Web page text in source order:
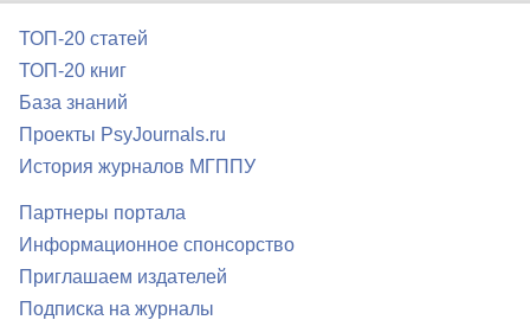
ТОП-20 статей
ТОП-20 книг
База знаний
Проекты PsyJournals.ru
История журналов МГППУ
Партнеры портала
Информационное спонсорство
Приглашаем издателей
Подписка на журналы